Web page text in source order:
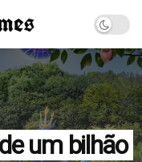
um bilhão